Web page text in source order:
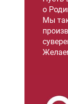
о
Мы